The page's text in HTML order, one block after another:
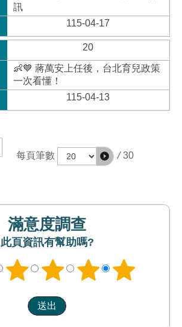
訊
115-04-17
20
👶💙 蔣萬安上任後，台北育兒政策
一次看懂！
115-04-13
每頁筆數
/ 30
滿意度調查
此頁資訊有幫助嗎?